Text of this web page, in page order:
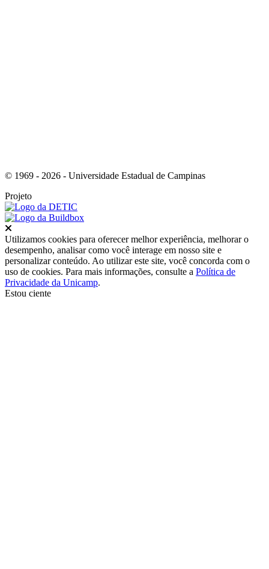
© 1969 - 2026 - Universidade Estadual de Campinas
Projeto
Utilizamos cookies para oferecer melhor experiência, melhorar o
desempenho, analisar como você interage em nosso site e
personalizar conteúdo. Ao utilizar este site, você concorda com o
uso de cookies. Para mais informações, consulte a Política de
Privacidade da Unicamp.
Estou ciente